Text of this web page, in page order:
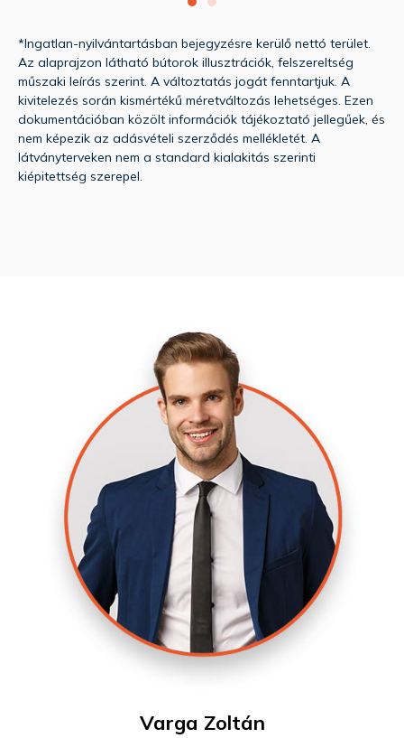
*Ingatlan-nyilvántartásban bejegyzésre kerülő nettó terület.
Az alaprajzon látható bútorok illusztrációk, felszereltség
műszaki leírás szerint. A változtatás jogát fenntartjuk. A
kivitelezés során kismértékű méretváltozás lehetséges. Ezen
dokumentációban közölt információk tájékoztató jellegűek, és
nem képezik az adásvételi szerződés mellékletét. A
látványterveken nem a standard kialakitás szerinti
kiépitettség szerepel.
Varga Zoltán